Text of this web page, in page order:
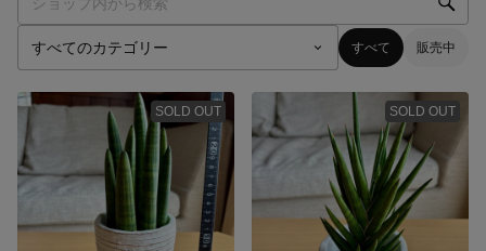
すべて 販売中
SOLD OUT SOLD OUT